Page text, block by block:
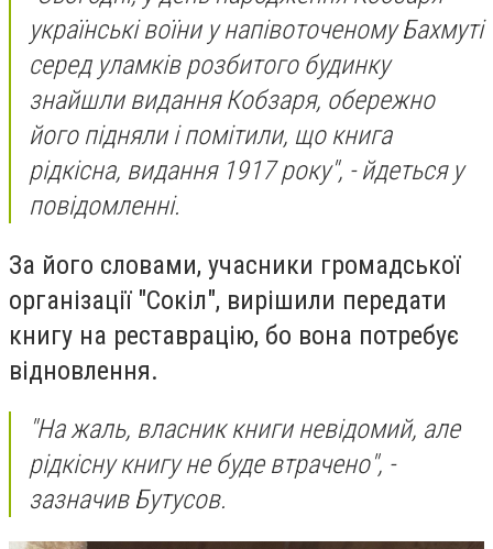
українські воїни у напівоточеному Бахмуті
серед уламків розбитого будинку
знайшли видання Кобзаря, обережно
його підняли і помітили, що книга
рідкісна, видання 1917 року", - йдеться у
повідомленні.
За його словами, учасники громадської
організації "Сокіл", вирішили передати
книгу на реставрацію, бо вона потребує
відновлення.
"На жаль, власник книги невідомий, але
рідкісну книгу не буде втрачено", -
зазначив Бутусов.